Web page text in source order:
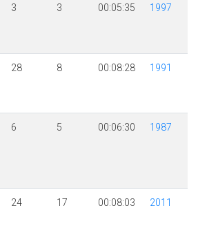
3 3 00:05:35 1997
28 8 00:08:28 1991
6 5 00:06:30 1987
24 17 00:08:03 2011